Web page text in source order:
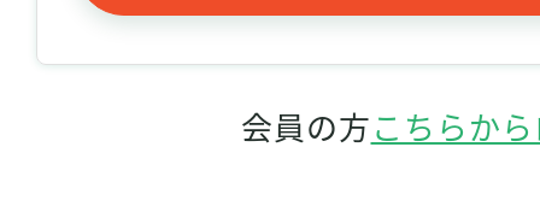
会員の方こちらか